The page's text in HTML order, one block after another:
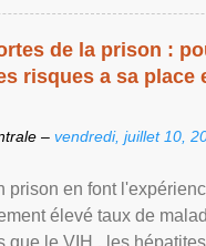
de la prison :
risques a sa place
– vendredi, juillet 10,
prison en font
élevé taux de
que le VIH , les